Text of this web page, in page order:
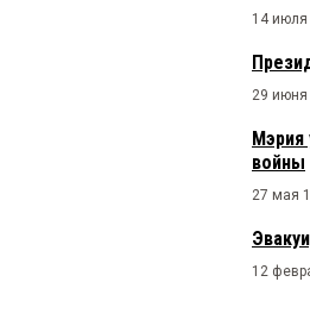
14 июля
29 июня
Мэрия
войны
27 мая
12